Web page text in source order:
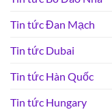
Tin tức Đan Mạch
Tin tức Dubai
Tin tức Hàn Quốc
Tin tức Hungary